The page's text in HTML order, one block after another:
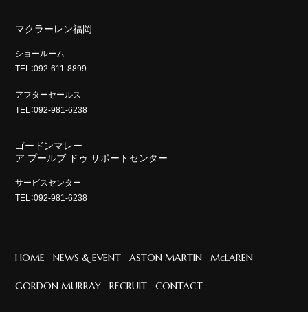
マクラーレン福岡
ショールーム
TEL：092-611-8899
アフターセールス
TEL：092-981-6238
ゴードンマレー
ア プールブ ドゥ サポートセンター
サービスセンター
TEL：092-981-6238
HOME NEWS & EVENT ASTON MARTIN McLAREN
GORDON MURRAY RECRUIT CONTACT